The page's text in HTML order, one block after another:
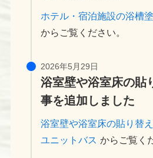
ホテル・宿泊施設の浴槽
からご覧ください。
浴室壁や浴室床の貼
事を追加しました
浴室壁や浴室床の貼り替
ユニットバス からご覧く